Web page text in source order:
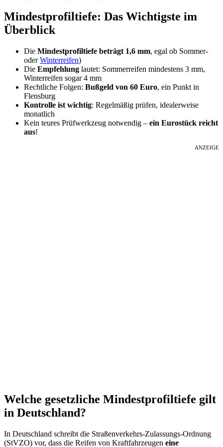
Mindestprofiltiefe: Das Wichtigste im
Überblick
Die Mindestprofiltiefe beträgt 1,6 mm, egal ob Sommer-
oderWinterreifen)
Die Empfehlung lautet: Sommerreifen mindestens 3 mm,
Winterreifen sogar 4 mm
Rechtliche Folgen: Bußgeld von 60 Euro, ein Punkt in
Flensburg
Kontrolle ist wichtig: Regelmäßig prüfen, idealerweise
monatlich
Kein teures Prüfwerkzeug notwendig – ein Eurostück reicht
aus!
ANZEIGE
Welche gesetzliche Mindestprofiltiefe gilt
in Deutschland?
In Deutschland schreibt die Straßenverkehrs-Zulassungs-Ordnung
(StVZO) vor, dass die Reifen von Kraftfahrzeugen eine